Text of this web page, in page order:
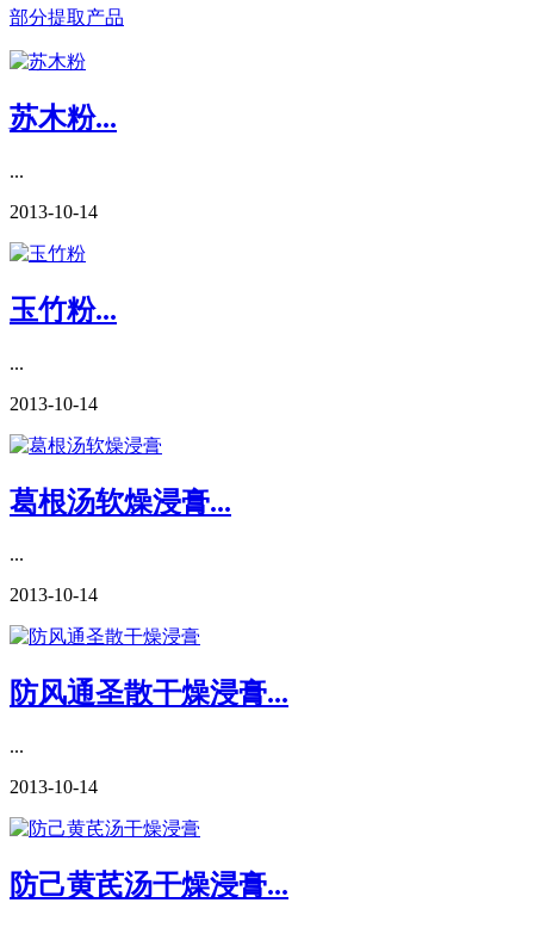
部分提取产品
苏木粉...
...
2013-10-14
玉竹粉...
...
2013-10-14
葛根汤软燥浸膏...
...
2013-10-14
防风通圣散干燥浸膏...
...
2013-10-14
防己黄芪汤干燥浸膏...